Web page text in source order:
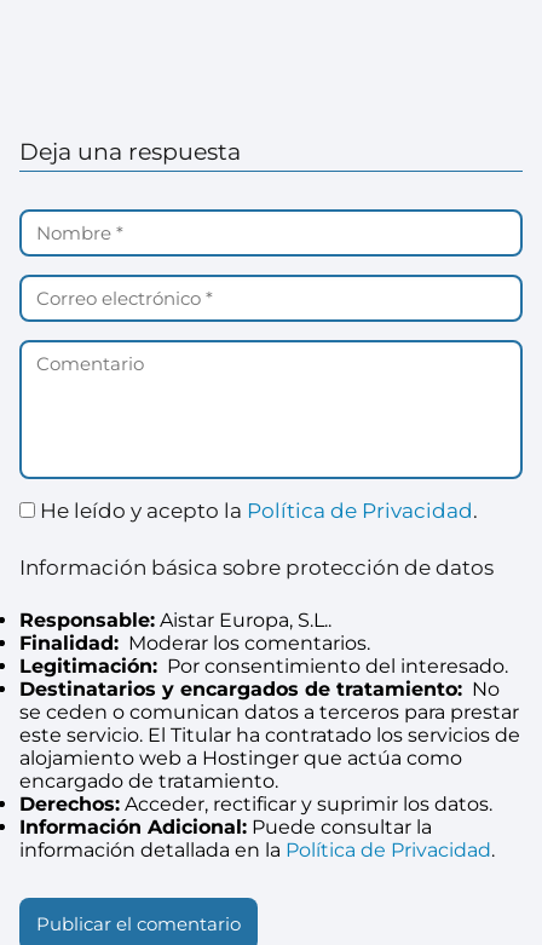
Deja una respuesta
He leído y acepto la Política de Privacidad.
Información básica sobre protección de datos
Responsable: Aistar Europa, S.L..
Finalidad: Moderar los comentarios.
Legitimación: Por consentimiento del interesado.
Destinatarios y encargados de tratamiento: No
se ceden o comunican datos a terceros para prestar
este servicio. El Titular ha contratado los servicios de
alojamiento web a Hostinger que actúa como
encargado de tratamiento.
Derechos: Acceder, rectificar y suprimir los datos.
Información Adicional: Puede consultar la
información detallada en la Política de Privacidad.